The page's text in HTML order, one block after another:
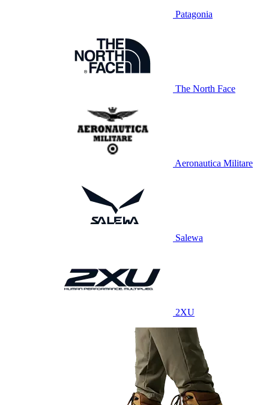
Patagonia
The North Face
Aeronautica Militare
Salewa
2XU